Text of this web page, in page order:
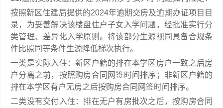
按照新区住建局提供的2024年逾期交房及逾期办证项目目
录，为妥善解决该楼盘住户子女入学问题，经批准实行分
类管理、差异化入学原则。将该部分生源视同具备合规条
件比照同等条件生源降低梯次执行。
一类是实际入住：新区户籍的排在本学区房户一致之后房
户分离之前，按照购房合同网签时间排序；非新区户籍的
排在本学区有户无房之后按购房合同网签时间排序。
二类没有交付入住：排在无户有房批次之后，按购房合同